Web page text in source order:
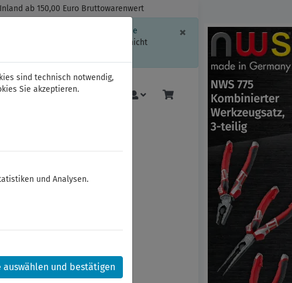
ab 150,00 Euro Bruttowarenwert
× Schließen
die Session-Informationen oder die
eingeschränkt.
Sind Sie damit nicht
Mehr
sind technisch notwendig,
Sie akzeptieren.
und Analysen.
auswählen und bestätigen